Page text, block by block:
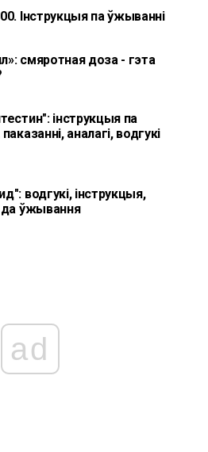
Інструкцыя па ўжыванні
смяротная доза - гэта
інструкцыя па
аналагі, водгукі
водгукі, інструкцыя,
да ўжывання
ad